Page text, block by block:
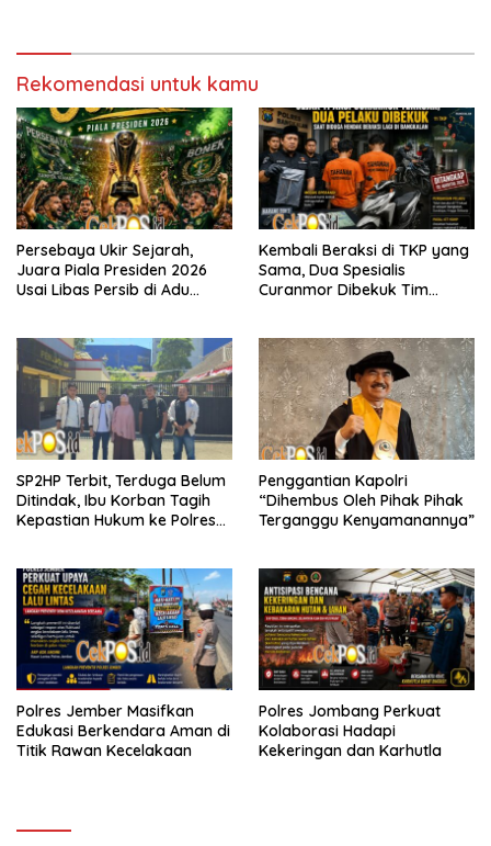
Rekomendasi untuk kamu
Persebaya Ukir Sejarah,
Juara Piala Presiden 2026
Usai Libas Persib di Adu
Kembali Beraksi di TKP yang
Sama, Dua Spesialis
Curanmor Dibekuk Tim
SP2HP Terbit, Terduga Belum
Ditindak, Ibu Korban Tagih
Kepastian Hukum ke Polres
Penggantian Kapolri
“Dihembus Oleh Pihak Pihak
Terganggu Kenyamanannya”
Polres Jember Masifkan
Edukasi Berkendara Aman di
Titik Rawan Kecelakaan
Polres Jombang Perkuat
Kolaborasi Hadapi
Kekeringan dan Karhutla